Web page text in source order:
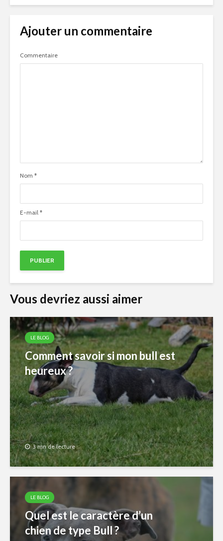
Ajouter un commentaire
Commentaire
Nom *
E-mail *
Vous devriez aussi aimer
LE BLOG
Comment savoir si mon bull est
heureux ?
3 mn de lecture
LE BLOG
Quel est le caractère d’un
chien de type Bull ?